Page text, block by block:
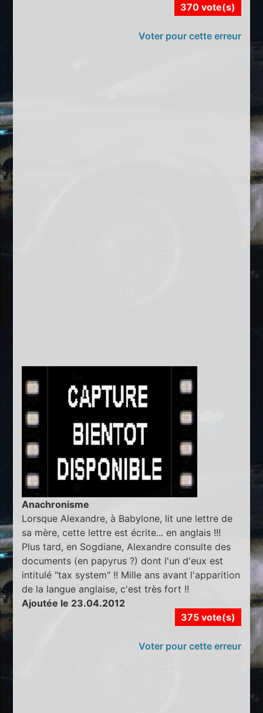
370 vote(s)
Voter pour cette erreur
Anachronisme
Lorsque Alexandre, à Babylone, lit une lettre de
sa mère, cette lettre est écrite... en anglais !!!
Plus tard, en Sogdiane, Alexandre consulte des
documents (en papyrus ?) dont l'un d'eux est
intitulé "tax system" !! Mille ans avant l'apparition
de la langue anglaise, c'est très fort !!
Ajoutée le 23.04.2012
375 vote(s)
Voter pour cette erreur